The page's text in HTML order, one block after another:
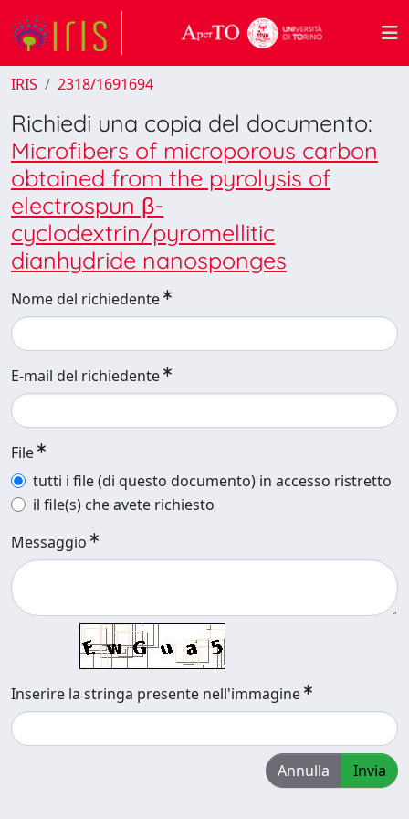
IRIS 2318/1691694
Richiedi una copia del documento:
Microfibers of microporous carbon
obtained from the pyrolysis of
electrospun β-
cyclodextrin/pyromellitic
dianhydride nanosponges
Nome del richiedente
E-mail del richiedente
File
tutti i file (di questo documento) in accesso ristretto
il file(s) che avete richiesto
Messaggio
Inserire la stringa presente nell'immagine
Annulla Invia